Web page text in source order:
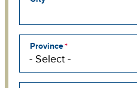
Province